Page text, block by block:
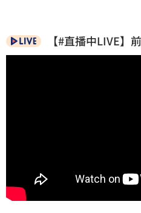
【#直播中LIVE】